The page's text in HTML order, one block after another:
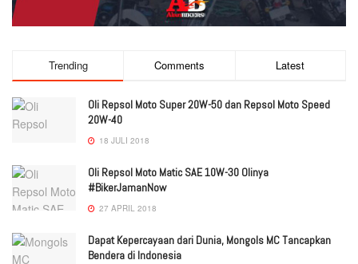
Trending Comments Latest
Oli Repsol Moto Super 20W-50 dan Repsol Moto Speed
20W-40
18 JULI 2018
Oli Repsol Moto Matic SAE 10W-30 Olinya
#BikerJamanNow
27 APRIL 2018
Dapat Kepercayaan dari Dunia, Mongols MC Tancapkan
Bendera di Indonesia